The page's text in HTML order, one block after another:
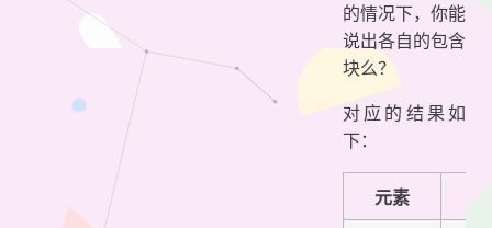
的情况下，你能
说出各自的包含
块么？
对应的结果如
下：
元素